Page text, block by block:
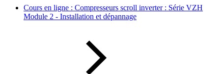
Cours en ligne : Compresseurs scroll inverter : Série VZH
Module 2 - Installation et dépannage